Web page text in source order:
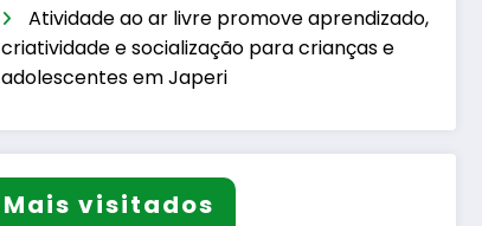
Atividade ao ar livre promove aprendizado,
criatividade e socialização para crianças e
adolescentes em Japeri
Mais visitados